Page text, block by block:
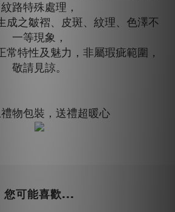
紋路特殊處理，
成之皺褶、皮斑、紋理、色澤不
一等現象，
常特性及魅力，非屬瑕疵範圍，
敬請見諒。
物包裝，送禮超暖心
您可能喜歡...